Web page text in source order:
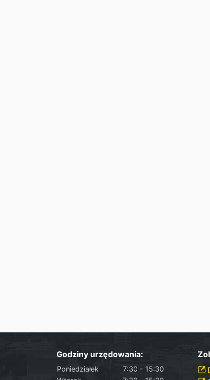
Godziny urzędowania:
Poniedziałek
7:30 - 15:30